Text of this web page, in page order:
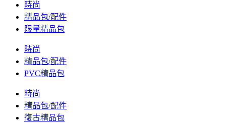
時尚
精品包/配件
限量精品包
時尚
精品包/配件
PVC精品包
時尚
精品包/配件
復古精品包